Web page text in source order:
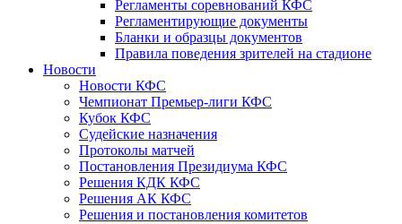
Регламенты соревнований КФС
Регламентирующие документы
Бланки и образцы документов
Правила поведения зрителей на стадионе
Новости
Новости КФС
Чемпионат Премьер-лиги КФС
Кубок КФС
Судейские назначения
Протоколы матчей
Постановления Президиума КФС
Решения КДК КФС
Решения АК КФС
Решения и постановления комитетов